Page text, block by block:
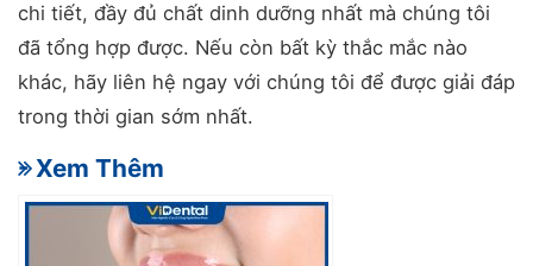
chi tiết, đầy đủ chất dinh dưỡng nhất mà chúng tôi
đã tổng hợp được. Nếu còn bất kỳ thắc mắc nào
khác, hãy liên hệ ngay với chúng tôi để được giải đáp
trong thời gian sớm nhất.
- Xem Thêm